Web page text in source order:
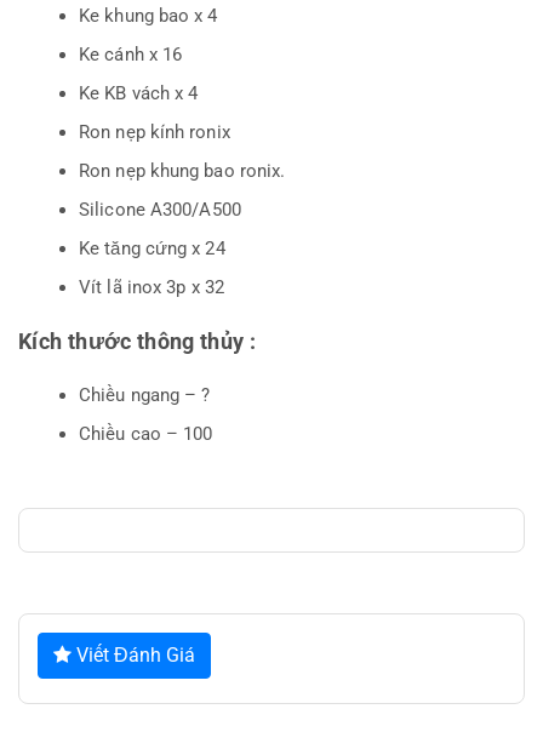
Ke khung bao x 4
Ke cánh x 16
Ke KB vách x 4
Ron nẹp kính ronix
Ron nẹp khung bao ronix.
Silicone A300/A500
Ke tăng cứng x 24
Vít lã inox 3p x 32
Kích thước thông thủy :
Chiều ngang – ?
Chiều cao – 100
Viết Đánh Giá